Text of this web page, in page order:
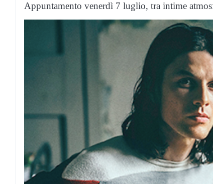
Appuntamento venerdì 7 luglio, tra intime